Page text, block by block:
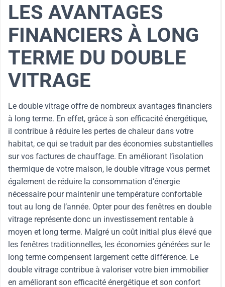
LES AVANTAGES
FINANCIERS À LONG
TERME DU DOUBLE
VITRAGE
Le double vitrage offre de nombreux avantages financiers
à long terme. En effet, grâce à son efficacité énergétique,
il contribue à réduire les pertes de chaleur dans votre
habitat, ce qui se traduit par des économies substantielles
sur vos factures de chauffage. En améliorant l’isolation
thermique de votre maison, le double vitrage vous permet
également de réduire la consommation d’énergie
nécessaire pour maintenir une température confortable
tout au long de l’année. Opter pour des fenêtres en double
vitrage représente donc un investissement rentable à
moyen et long terme. Malgré un coût initial plus élevé que
les fenêtres traditionnelles, les économies générées sur le
long terme compensent largement cette différence. Le
double vitrage contribue à valoriser votre bien immobilier
en améliorant son efficacité énergétique et son confort